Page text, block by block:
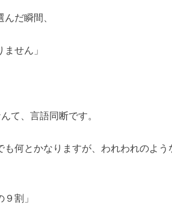
だ瞬間、
せん」
て、言語同断です。
も何とかなりますが、われわれのよ
割」